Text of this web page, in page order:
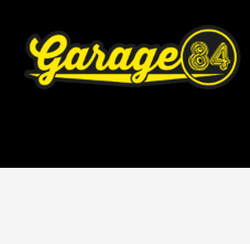
contenido